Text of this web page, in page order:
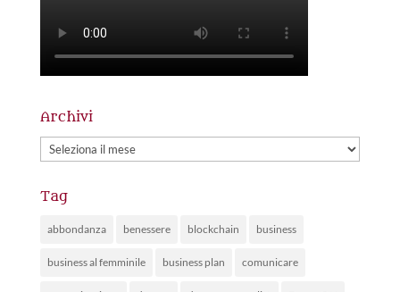
Archivi
Archivi
Tag
abbondanza benessere blockchain business
business al femminile business plan comunicare